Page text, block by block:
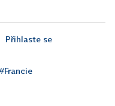
Přihlaste se